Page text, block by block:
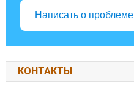
Написать о проблеме
КОНТАКТЫ